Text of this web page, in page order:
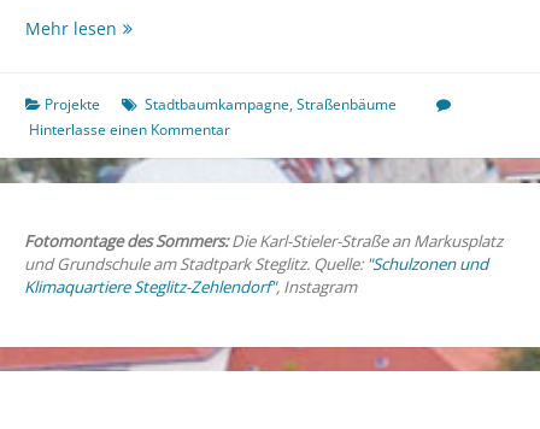
Mehr lesen Zu
neuen
Straßenbaum
spenden!
Projekte Stadtbaumkampagne,Straßenbäume
Hinterlasse einen Kommentar
Fotomontage des Sommers:Die Karl-Stieler-Straße an Markusplatz
und Grundschule am Stadtpark Steglitz. Quelle: "Schulzonen und
Klimaquartiere Steglitz-Zehlendorf", Instagram